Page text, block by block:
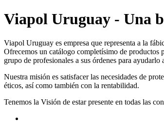
Viapol Uruguay - Una
Viapol Uruguay es empresa que representa a la
Ofrecemos un catálogo completísimo de productos
grupo de profesionales a sus órdenes para
Nuestra misión es satisfacer las necesidades de
éticos, así como también con la rentabilidad.
Tenemos la Visión de estar presente en todas las